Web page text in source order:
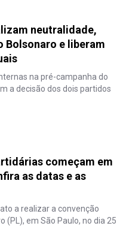
neutralidade,
Bolsonaro e liberam
na pré-campanha do
a decisão dos dois partidos
começam em
as datas e as
a realizar a convenção
(PL), em São Paulo, no dia 25